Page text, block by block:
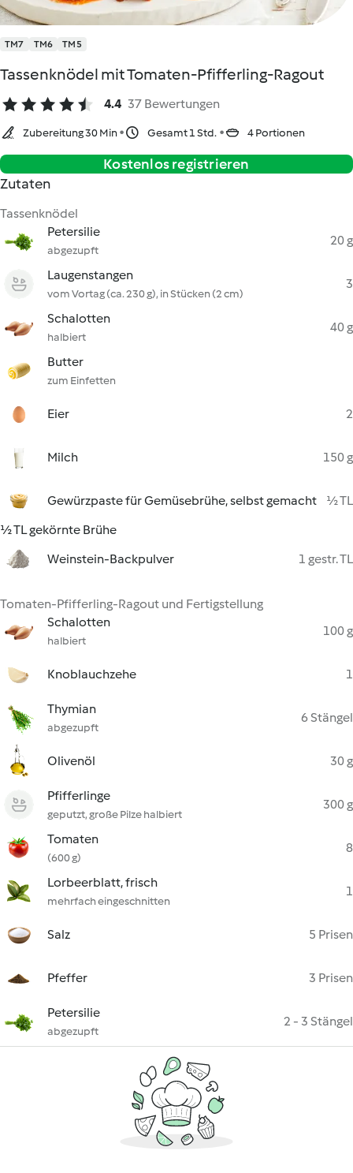
TM7 TM6 TM5
Tassenknödel mit Tomaten-Pfifferling-Ragout
4.4 37 Bewertungen
Zubereitung 30 Min Gesamt 1 Std. 4 Portionen
Kostenlos registrieren
Zutaten
Tassenknödel
Petersilie
abgezupft
20 g
Laugenstangen
vom Vortag (ca. 230 g), in Stücken (2 cm)
3
Schalotten
halbiert
40 g
Butter
zum Einfetten
Eier 2
Milch 150 g
Gewürzpaste für Gemüsebrühe, selbst gemacht
½ TL
½ TL gekörnte Brühe
Weinstein-Backpulver
1 gestr. TL
Tomaten-Pfifferling-Ragout und Fertigstellung
Schalotten
halbiert
100 g
Knoblauchzehe 1
Thymian
abgezupft
6 Stängel
Olivenöl 30 g
Pfifferlinge
geputzt, große Pilze halbiert
300 g
Tomaten
(600 g)
8
Lorbeerblatt, frisch
mehrfach eingeschnitten
1
Salz 5 Prisen
Pfeffer 3 Prisen
Petersilie
abgezupft
2 - 3 Stängel